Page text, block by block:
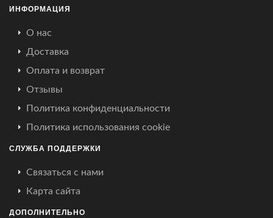
ИНФОРМАЦИЯ
О нас
Доставка
Оплата и возврат
Отзывы
Политика конфиденциальности
Политика использования cookie
СЛУЖБА ПОДДЕРЖКИ
Связаться с нами
Карта сайта
ДОПОЛНИТЕЛЬНО